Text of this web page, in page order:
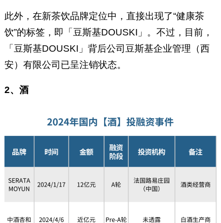
此外，在新茶饮品牌定位中，直接出现了“健康茶
饮”的标签，即「豆斯基DOUSKI」。不过，目前，
「豆斯基DOUSKI」背后公司豆斯基企业管理（西
安）有限公司已呈注销状态。
2、酒